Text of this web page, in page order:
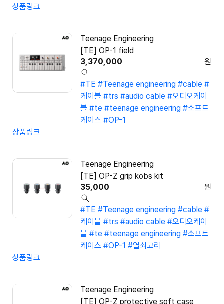
상품링크
Teenage Engineering
[TE] OP-1 field
3,370,000
원
#TE #Teenage engineering #cable #
케이블 #trs #audio cable #오디오케이
블 #te #teenage engineering #소프트
케이스 #OP-1
상품링크
Teenage Engineering
[TE] OP-Z grip kobs kit
35,000
원
#TE #Teenage engineering #cable #
케이블 #trs #audio cable #오디오케이
블 #te #teenage engineering #소프트
케이스 #OP-1 #열쇠고리
상품링크
Teenage Engineering
[TE] OP-Z protective soft case